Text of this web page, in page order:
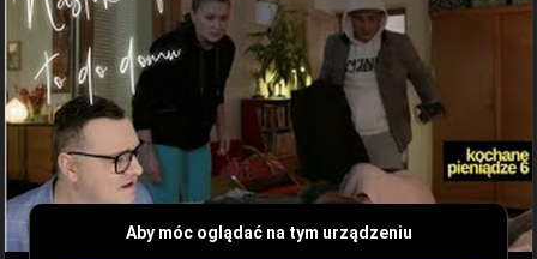
Aby móc oglądać na tym urządzeniu